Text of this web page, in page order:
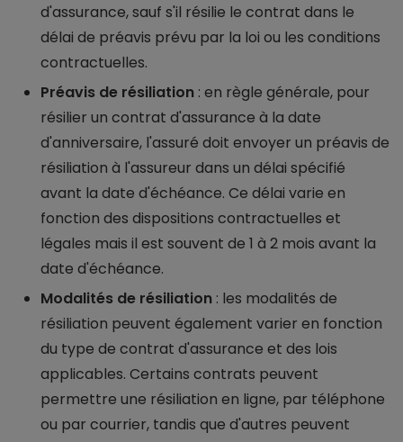
d'assurance, sauf s'il résilie le contrat dans le
délai de préavis prévu par la loi ou les conditions
contractuelles.
Préavis de résiliation : en règle générale, pour
résilier un contrat d'assurance à la date
d'anniversaire, l'assuré doit envoyer un préavis de
résiliation à l'assureur dans un délai spécifié
avant la date d'échéance. Ce délai varie en
fonction des dispositions contractuelles et
légales mais il est souvent de 1 à 2 mois avant la
date d'échéance.
Modalités de résiliation : les modalités de
résiliation peuvent également varier en fonction
du type de contrat d'assurance et des lois
applicables. Certains contrats peuvent
permettre une résiliation en ligne, par téléphone
ou par courrier, tandis que d'autres peuvent